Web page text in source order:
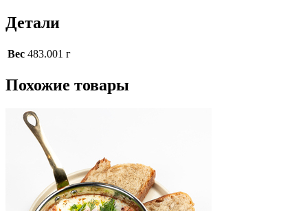
Детали
Вес 483.001 г
Похожие товары